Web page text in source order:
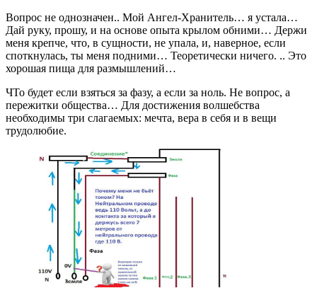
Вопрос не однозначен.. Мой Ангел-Хранитель… я устала…
Дай руку, прошу, и на основе опыта крылом обними… Держи
меня крепче, что, в сущности, не упала, и, наверное, если
споткнулась, ты меня подними… Теоретически ничего. .. Это
хорошая пища для размышлений…
ЧТо будет если взяться за фазу, а если за ноль. Не вопрос, а
пережитки общества… Для достижения волшебства
необходимы три слагаемых: мечта, вера в себя и в вещи
трудолюбие.